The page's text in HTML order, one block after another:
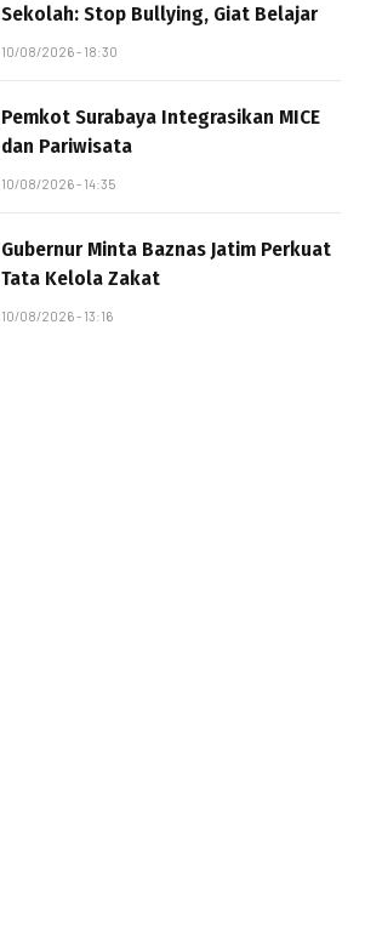
Sekolah: Stop Bullying, Giat Belajar
10/08/2026 - 18:30
Pemkot Surabaya Integrasikan MICE
dan Pariwisata
10/08/2026 - 14:35
Gubernur Minta Baznas Jatim Perkuat
Tata Kelola Zakat
10/08/2026 - 13:16